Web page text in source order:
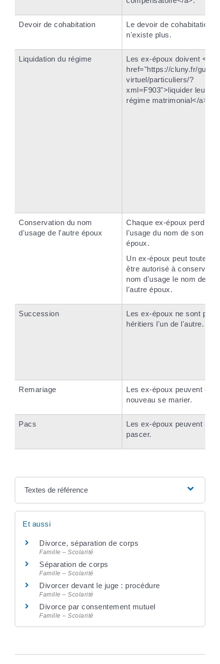
Devoir de cohabitation
Le devoir de cohabitation
n'existe plus.
Liquidation du régime
Les ex-époux doivent <a
href="https://cluny.fr/
virtuel/particuliers/?
xml=F903">liquider leur
régime matrimonial</a>.
Conservation du nom
d'usage de l'autre époux
Chaque ex-époux perd
l'usage du nom de son ex-
époux.
Un ex-époux peut toutefois
être autorisé à conserver
nom d'usage le nom de
l'autre époux.
Succession
Les ex-époux ne sont plus
héritiers l'un de l'autre.
Remariage
Les ex-époux peuvent de
nouveau se marier.
Pacs
Les ex-époux peuvent se
pascer.
Textes de référence
Et aussi
Divorce, séparation de corps
Famille – Scolarité
Séparation de corps
Famille – Scolarité
Divorcer devant le juge : procédure
Famille – Scolarité
Divorce par consentement mutuel
Famille – Scolarité